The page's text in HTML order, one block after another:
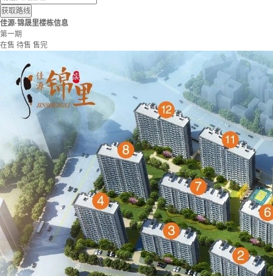
获取路线
佳源·锦晟里楼栋信息
第一期
在售 待售 售完